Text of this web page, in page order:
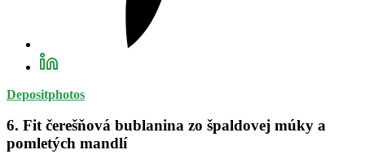
Depositphotos
6. Fit čerešňová bublanina zo špaldovej múky a
pomletých mandlí